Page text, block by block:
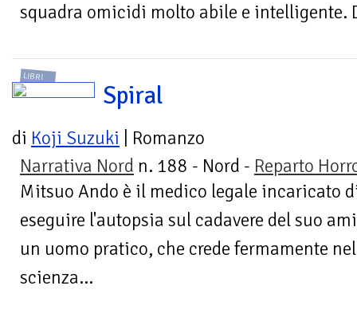
squadra omicidi molto abile e intelligente.
LIBRI
Spiral
di Koji Suzuki | Romanzo
Narrativa Nord n. 188 - Nord - Reparto
Mitsuo Ando è il medico legale incaricato
eseguire l'autopsia sul cadavere del suo
un uomo pratico, che crede fermamente
scienza...